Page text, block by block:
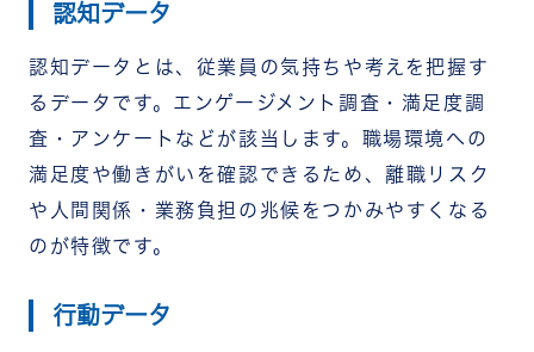
認知データ
認知データとは、従業員の気持ちや考えを把握す
るデータです。エンゲージメント調査・満足度調
査・アンケートなどが該当します。 職場環境への
満足度や働きがいを確認できるため、離職リスク
や人間関係・業務負担の兆候をつかみやすくなる
のが特徴です。
行動データ